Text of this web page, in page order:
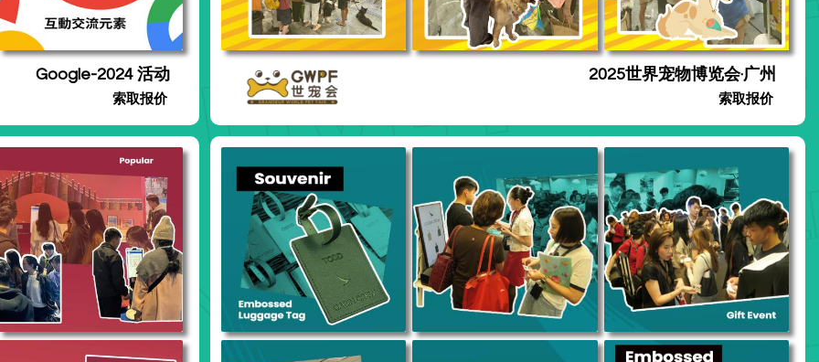
Google-2024 活动
索取报价
2025世界宠物博览会·广州
索取报价